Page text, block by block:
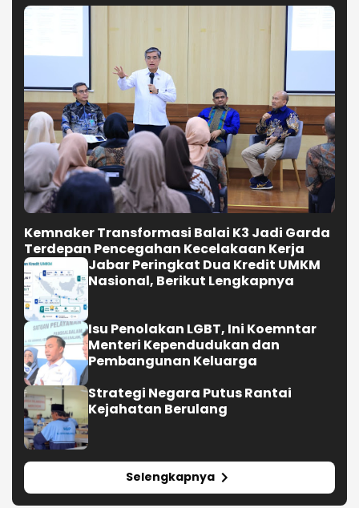
Kemnaker Transformasi Balai K3 Jadi Garda
Terdepan Pencegahan Kecelakaan Kerja
Jabar Peringkat Dua Kredit UMKM
Nasional, Berikut Lengkapnya
Isu Penolakan LGBT, Ini Koemntar
Menteri Kependudukan dan
Pembangunan Keluarga
Strategi Negara Putus Rantai
Kejahatan Berulang
Selengkapnya